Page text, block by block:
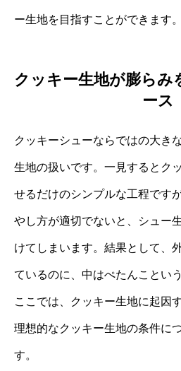
ー生地を目指すことができます。
クッキー生地が膨らみ
ース
クッキーシューならではの大き
生地の扱いです。一見するとク
せるだけのシンプルな工程です
やし方が適切でないと、シュー
けてしまいます。結果として、
ているのに、中はぺたんことい
ここでは、クッキー生地に起因
理想的なクッキー生地の条件に
す。